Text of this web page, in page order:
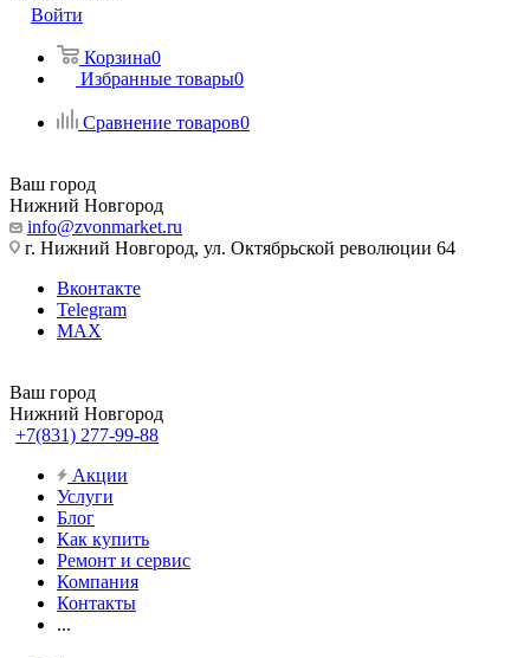
Войти
Корзина0
Избранные товары0
Сравнение товаров0
Ваш город
Нижний Новгород
info@zvonmarket.ru
г. Нижний Новгород, ул. Октябрьской революции 64
Вконтакте
Telegram
MAX
Ваш город
Нижний Новгород
+7(831) 277-99-88
Акции
Услуги
Блог
Как купить
Ремонт и сервис
Компания
Контакты
...